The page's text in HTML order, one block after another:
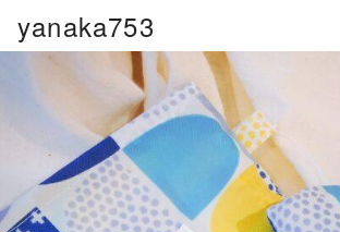
動
yanaka753